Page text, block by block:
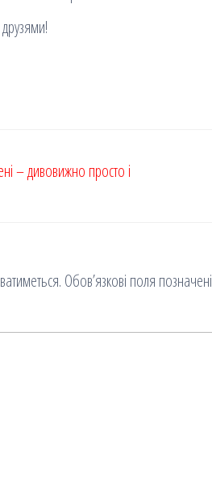
– дивовижно просто і
Обов’язкові поля позначені